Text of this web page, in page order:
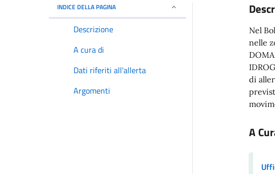
INDICE DELLA PAGINA
Descrizione
A cura di
Dati riferiti all'allerta
Argomenti
Nel
nelle
di
A